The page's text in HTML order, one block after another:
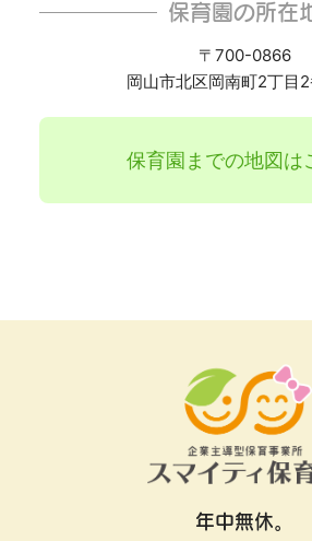
保育園の所在
〒700-0866
岡山市北区岡南町2丁目
保育園までの地図は
年中無休。